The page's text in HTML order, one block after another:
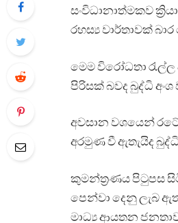
සංවිධානාත්මකව
රහස්‍ය වාර්තාවක්
මෙම විරෝධතා
පිරිසක් බවද බුද්ධි
අවසාන වශයෙන්
අරමුණ වී ඇතැයිද
කුමන්ත්‍රණය පිටුපස
පෙන්වා දෙනු ලැබ
මාධ්‍ය ආයතන